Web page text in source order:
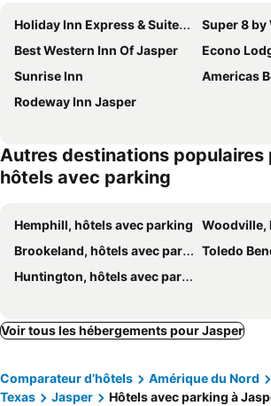
Holiday Inn Express & Suites Jasper By Ihg
Super 8 by
Best Western Inn Of Jasper
Econo
Sunrise Inn
Americas
Rodeway Inn Jasper
Autres destinations populaires
hôtels avec parking
Hemphill, hôtels avec parking
Woodville,
Brookeland, hôtels avec parking
Toledo Bend
Huntington, hôtels avec parking
Voir tous les hébergements pour Jasper
Comparateur d’hôtels Amérique du Nord
Texas
Jasper Hôtels avec parking à